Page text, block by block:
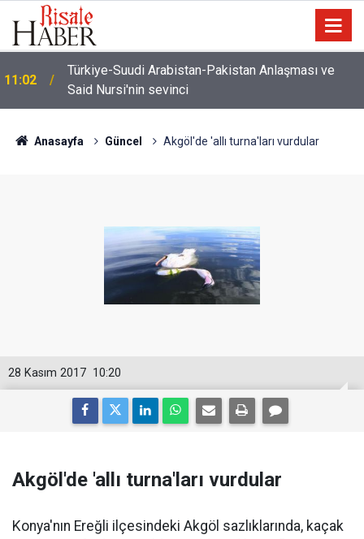
10:22
İmamdan, hutbe sırasında telefonla oynayan
cemaate tepki: Aşağı ineceğim!
Anasayfa Güncel Akgöl'de 'allı turna'ları vurdular
10:20
28 Kasım 2017
Akgöl'de 'allı turna'ları vurdular
Konya'nın Ereğli ilçesindeki Akgöl sazlıklarında, kaçak